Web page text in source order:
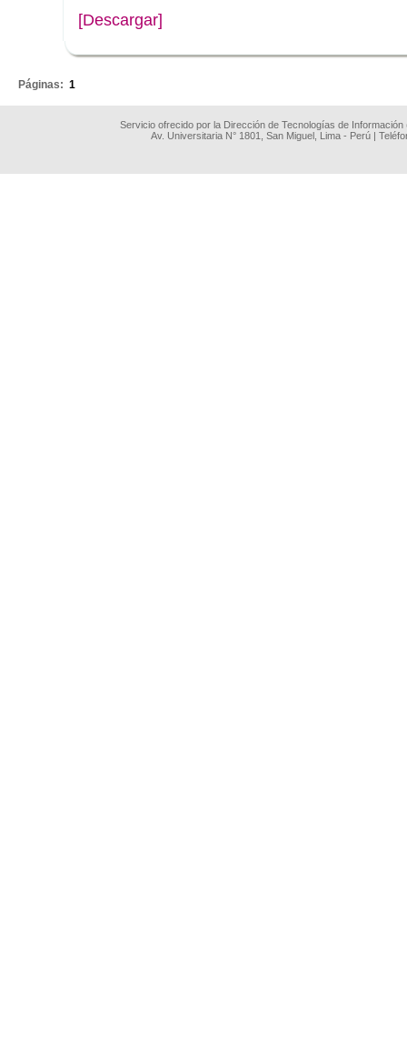
[Descargar]
Páginas: 1
Servicio ofrecido por la Dirección de Tecnologías de
Av. Universitaria N° 1801, San Miguel, Lima - Perú |